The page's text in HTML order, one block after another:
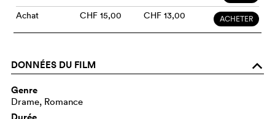
Achat CHF 15,00 CHF 13,00 ACHETER
DONNÉES DU FILM o
Genre
Drame, Romance